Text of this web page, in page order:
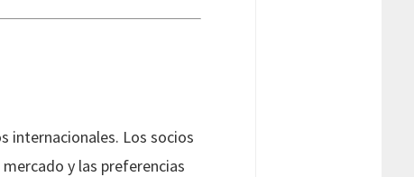
internacionales. Los socios
y las preferencias